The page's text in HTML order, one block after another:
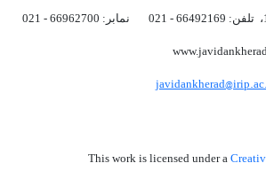
This work is licensed under a